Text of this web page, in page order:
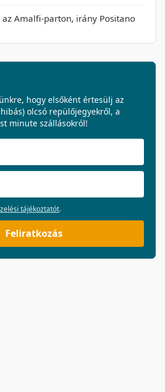
az Amalfi-parton, irány Positano
hogy elsőként értesülj az
olcsó repülőjegyekről, a
minute szállásokról!
tájékoztatót.
Feliratkozás